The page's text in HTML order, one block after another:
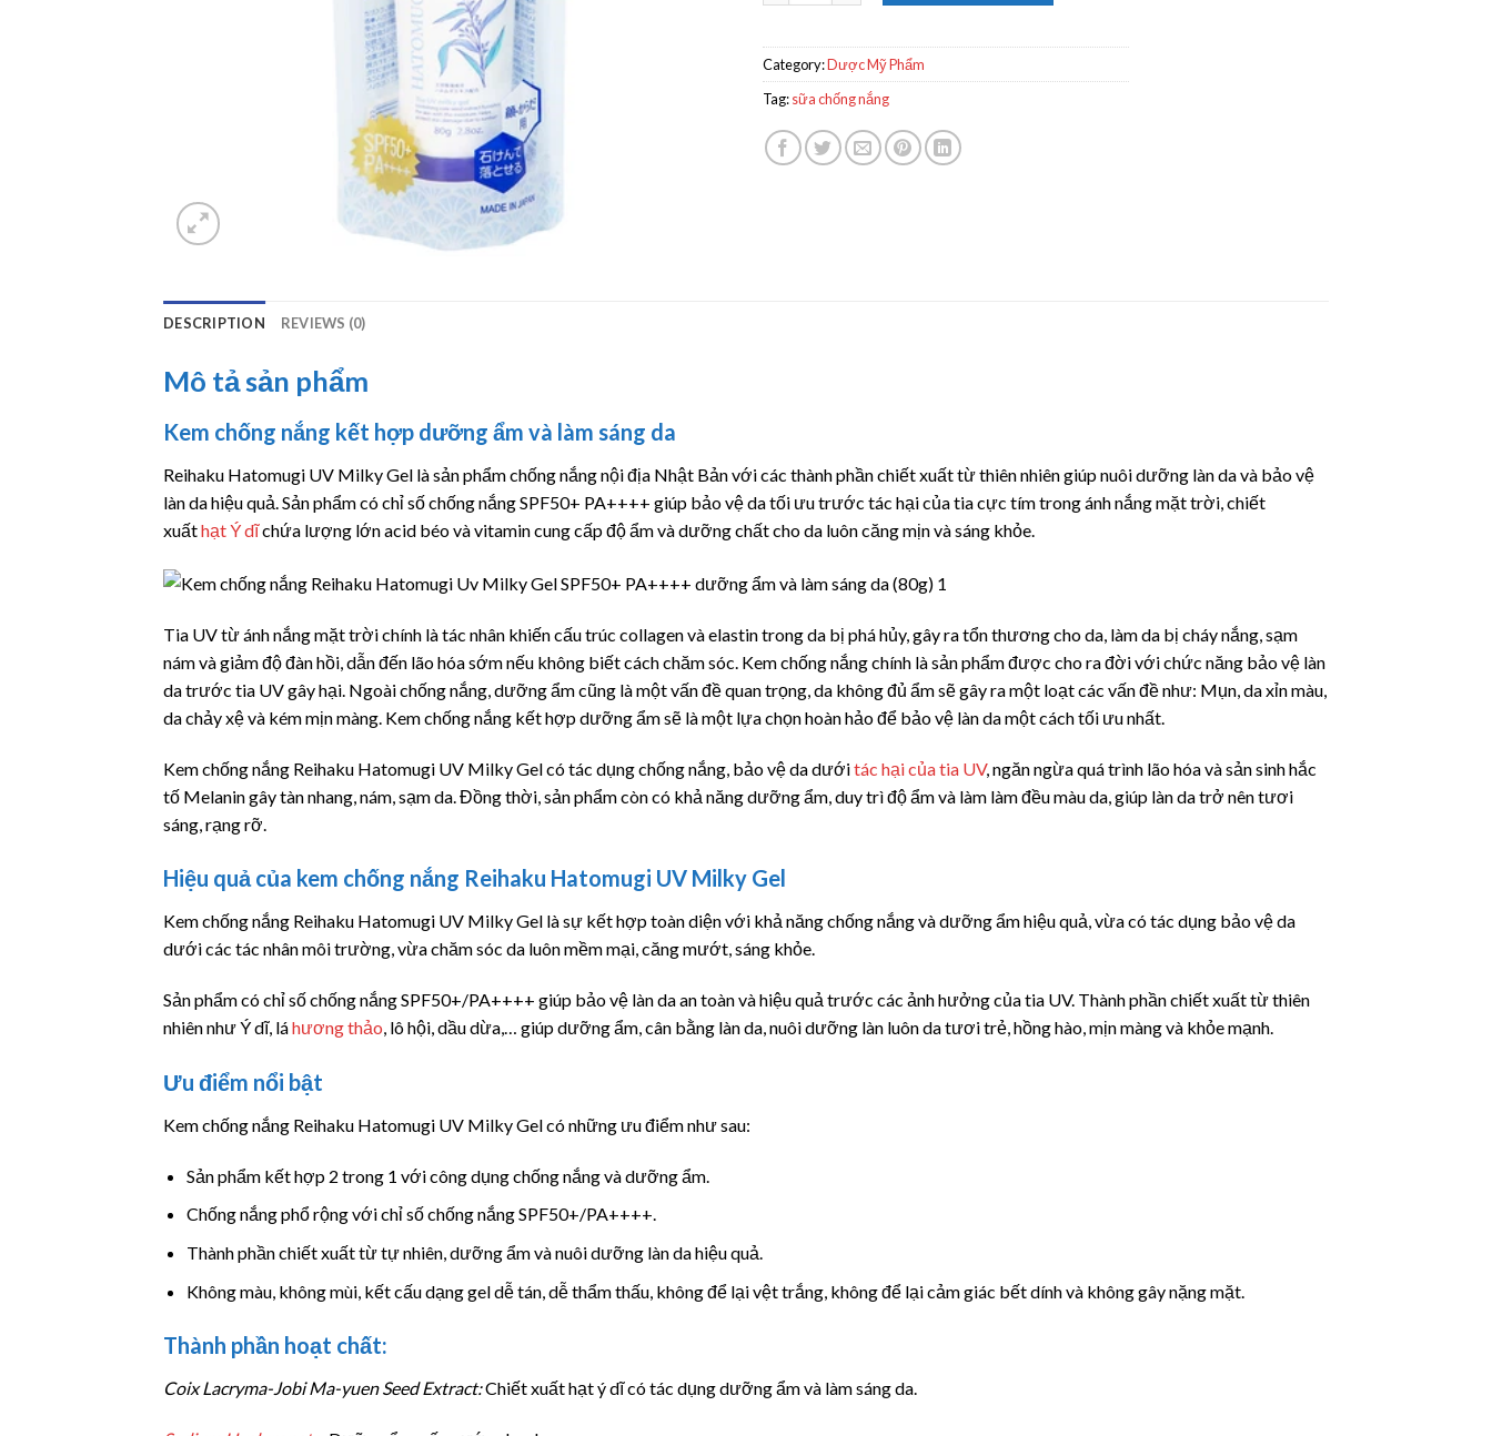
Category:Dược Mỹ Phẩm
Tag:sữa chống nắng
DESCRIPTION REVIEWS (0)
Mô tả sản phẩm
Kem chống nắng kết hợp dưỡng ẩm và làm sáng da
Reihaku Hatomugi UV Milky Gel là sản phẩm chống nắng nội địa Nhật Bản với các thành phần chiết xuất từ thiên nhiên giúp nuôi dưỡng làn da và bảo vệ
làn da hiệu quả. Sản phẩm có chỉ số chống nắng SPF50+ PA++++ giúp bảo vệ da tối ưu trước tác hại của tia cực tím trong ánh nắng mặt trời, chiết
xuấthạt Ý dĩchứa lượng lớn acid béo và vitamin cung cấp độ ẩm và dưỡng chất cho da luôn căng mịn và sáng khỏe.
Tia UV từ ánh nắng mặt trời chính là tác nhân khiến cấu trúc collagen và elastin trong da bị phá hủy, gây ra tổn thương cho da, làm da bị cháy nắng, sạm
nám và giảm độ đàn hồi, dẫn đến lão hóa sớm nếu không biết cách chăm sóc. Kem chống nắng chính là sản phẩm được cho ra đời với chức năng bảo vệ làn
da trước tia UV gây hại. Ngoài chống nắng, dưỡng ẩm cũng là một vấn đề quan trọng, da không đủ ẩm sẽ gây ra một loạt các vấn đề như: Mụn, da xỉn màu,
da chảy xệ và kém mịn màng. Kem chống nắng kết hợp dưỡng ẩm sẽ là một lựa chọn hoàn hảo để bảo vệ làn da một cách tối ưu nhất.
Kem chống nắng Reihaku Hatomugi UV Milky Gel có tác dụng chống nắng, bảo vệ da dướitác hại của tia UV, ngăn ngừa quá trình lão hóa và sản sinh hắc
tố Melanin gây tàn nhang, nám, sạm da. Đồng thời, sản phẩm còn có khả năng dưỡng ẩm, duy trì độ ẩm và làm làm đều màu da, giúp làn da trở nên tươi
sáng, rạng rỡ.
Hiệu quả của kem chống nắng Reihaku Hatomugi UV Milky Gel
Kem chống nắng Reihaku Hatomugi UV Milky Gel là sự kết hợp toàn diện với khả năng chống nắng và dưỡng ẩm hiệu quả, vừa có tác dụng bảo vệ da
dưới các tác nhân môi trường, vừa chăm sóc da luôn mềm mại, căng mướt, sáng khỏe.
Sản phẩm có chỉ số chống nắng SPF50+/PA++++ giúp bảo vệ làn da an toàn và hiệu quả trước các ảnh hưởng của tia UV. Thành phần chiết xuất từ thiên
nhiên như Ý dĩ, láhương thảo, lô hội, dầu dừa,… giúp dưỡng ẩm, cân bằng làn da, nuôi dưỡng làn luôn da tươi trẻ, hồng hào, mịn màng và khỏe mạnh.
Ưu điểm nổi bật
Kem chống nắng Reihaku Hatomugi UV Milky Gel có những ưu điểm như sau:
Sản phẩm kết hợp 2 trong 1 với công dụng chống nắng và dưỡng ẩm.
Chống nắng phổ rộng với chỉ số chống nắng SPF50+/PA++++.
Thành phần chiết xuất từ tự nhiên, dưỡng ẩm và nuôi dưỡng làn da hiệu quả.
Không màu, không mùi, kết cấu dạng gel dễ tán, dễ thẩm thấu, không để lại vệt trắng, không để lại cảm giác bết dính và không gây nặng mặt.
Thành phần hoạt chất:
Coix Lacryma-Jobi Ma-yuen Seed Extract:Chiết xuất hạt ý dĩ có tác dụng dưỡng ẩm và làm sáng da.